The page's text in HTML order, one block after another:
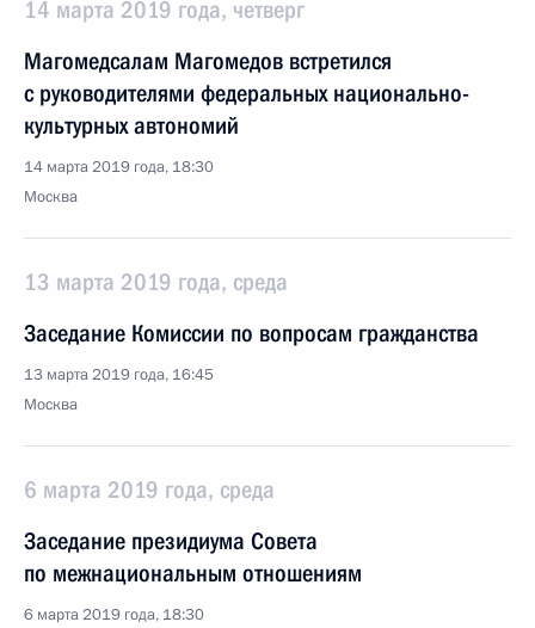
14 марта 2019 года, четверг
Магомедсалам Магомедов встретился
с руководителями федеральных национально-
культурных автономий
14 марта 2019 года, 18:30
Москва
13 марта 2019 года, среда
Заседание Комиссии по вопросам гражданства
13 марта 2019 года, 16:45
Москва
6 марта 2019 года, среда
Заседание президиума Совета
по межнациональным отношениям
6 марта 2019 года, 18:30